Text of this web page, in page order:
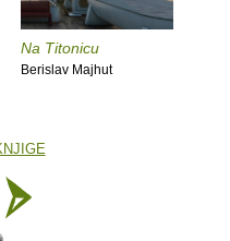
Na Titonicu
Berislav Majhut